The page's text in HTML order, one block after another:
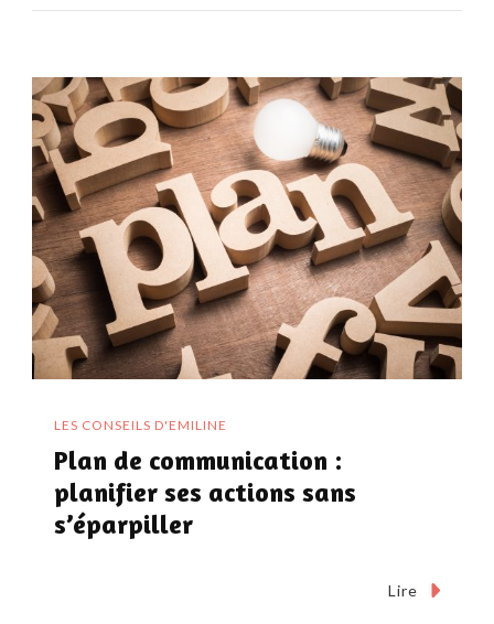
LES CONSEILS D'EMILINE
Plan de communication :
planifier ses actions sans
s’éparpiller
Lire